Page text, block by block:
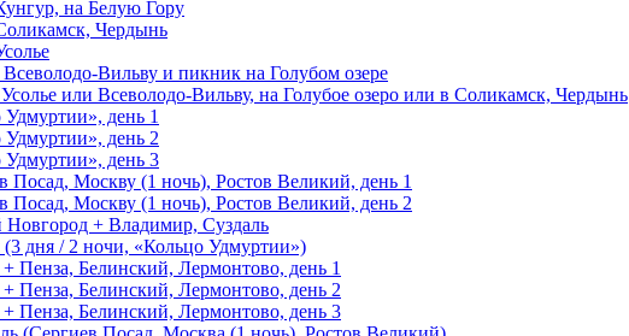
на Белую Гору
Чердынь
Всеволодо-Вильву и пикник на Голубом озере
или Всеволодо-Вильву, на Голубое озеро или в Соликамск, Чердынь
день 1
день 2
день 3
Посад, Москву (1 ночь), Ростов Великий, день 1
Посад, Москву (1 ночь), Ростов Великий, день 2
+ Владимир, Суздаль
дня / 2 ночи, «Кольцо Удмуртии»)
Пенза, Белинский, Лермонтово, день 1
Пенза, Белинский, Лермонтово, день 2
Пенза, Белинский, Лермонтово, день 3